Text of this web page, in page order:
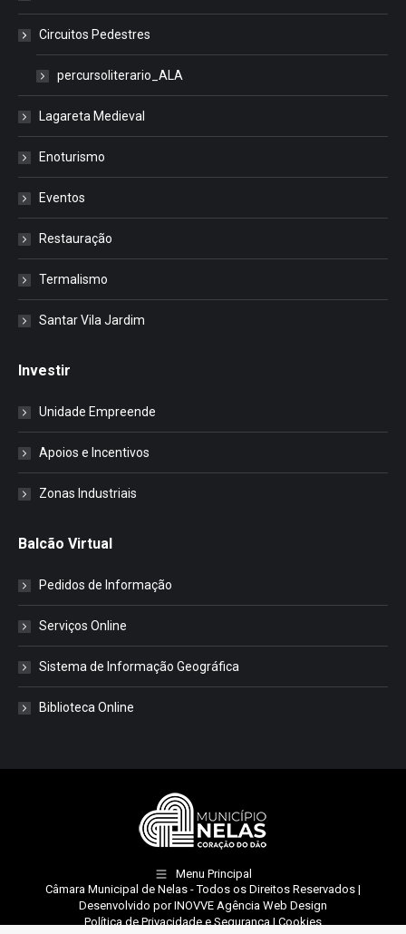
Circuitos Pedestres
percursoliterario_ALA
Lagareta Medieval
Enoturismo
Eventos
Restauração
Termalismo
Santar Vila Jardim
Investir
Unidade Empreende
Apoios e Incentivos
Zonas Industriais
Balcão Virtual
Pedidos de Informação
Serviços Online
Sistema de Informação Geográfica
Biblioteca Online
Menu Principal
Câmara Municipal de Nelas - Todos os Direitos Reservados |
Desenvolvido porINOVVE Agência Web Design
Política de Privacidade e Segurança|Cookies